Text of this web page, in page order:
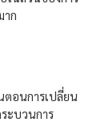
าก
ตอนการเปลี่ยน
ะบวนการ